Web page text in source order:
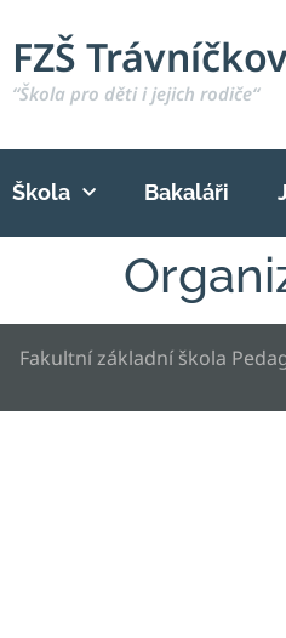
FZŠ
“Škola pro děti i jejich rodiče“
Škola Bakaláři
Fakultní základní škola